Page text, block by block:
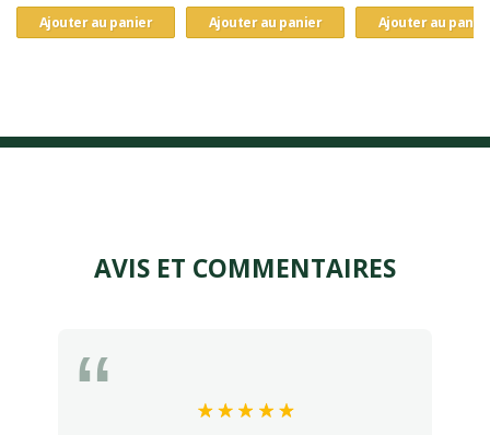
Ajouter au panier Ajouter au panier Ajouter au
AVIS ET COMMENTAIRES